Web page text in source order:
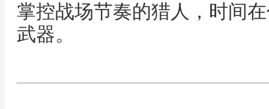
掌控战场节奏的猎人，时间
武器。